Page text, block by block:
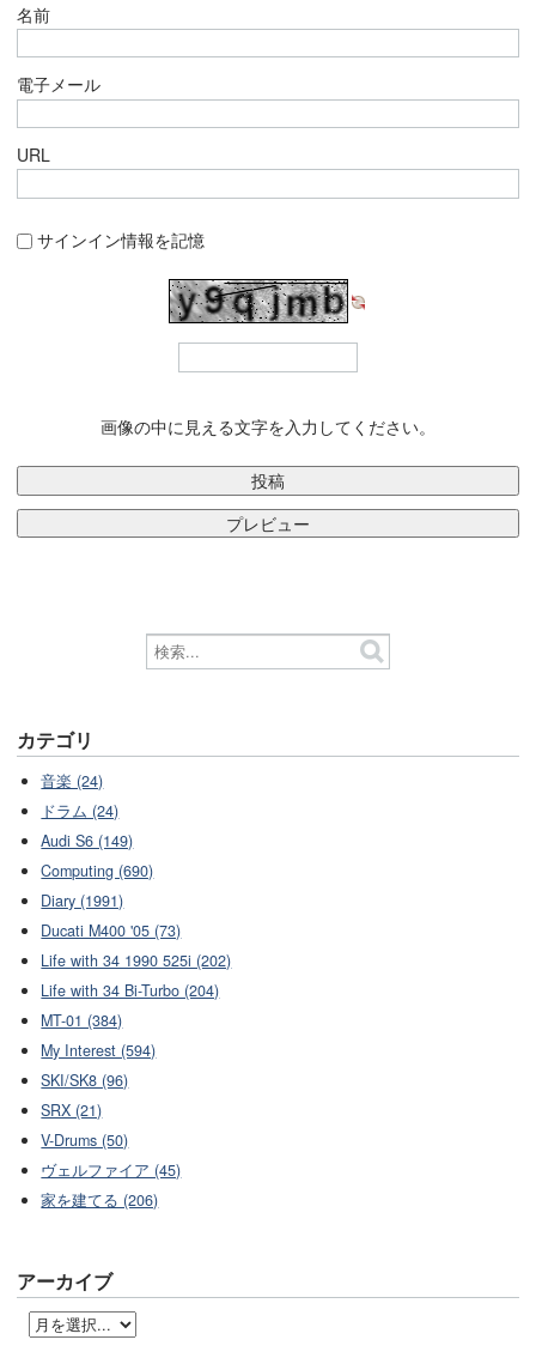
名前
電子メール
URL
サインイン情報を記憶
画像の中に見える文字を入力してください。
カテゴリ
音楽 (24)
ドラム (24)
Audi S6 (149)
Computing (690)
Diary (1991)
Ducati M400 '05 (73)
Life with 34 1990 525i (202)
Life with 34 Bi-Turbo (204)
MT-01 (384)
My Interest (594)
SKI/SK8 (96)
SRX (21)
V-Drums (50)
ヴェルファイア (45)
家を建てる (206)
アーカイブ